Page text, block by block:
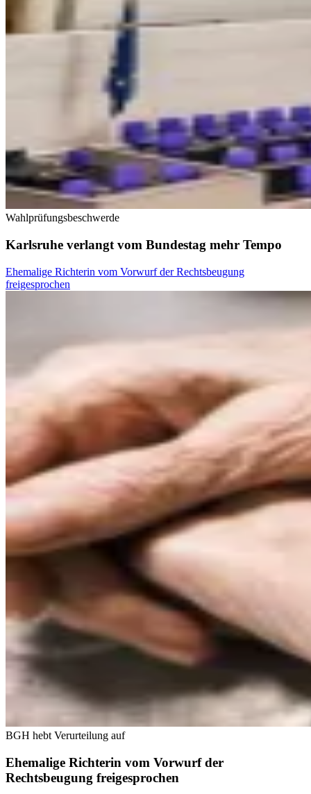
Wahlprüfungsbeschwerde
Karlsruhe verlangt vom Bundestag mehr Tempo
Ehemalige Richterin vom Vorwurf der Rechtsbeugung
freigesprochen
BGH hebt Verurteilung auf
Ehemalige Richterin vom Vorwurf der
Rechtsbeugung freigesprochen